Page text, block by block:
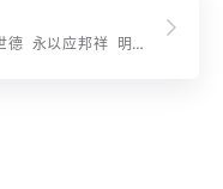
字辈：士可希嘉善 承宗必克昌 有人宏世德 永以应邦祥 明达成才大 和平履福长 传家惟道学 华国乃文章